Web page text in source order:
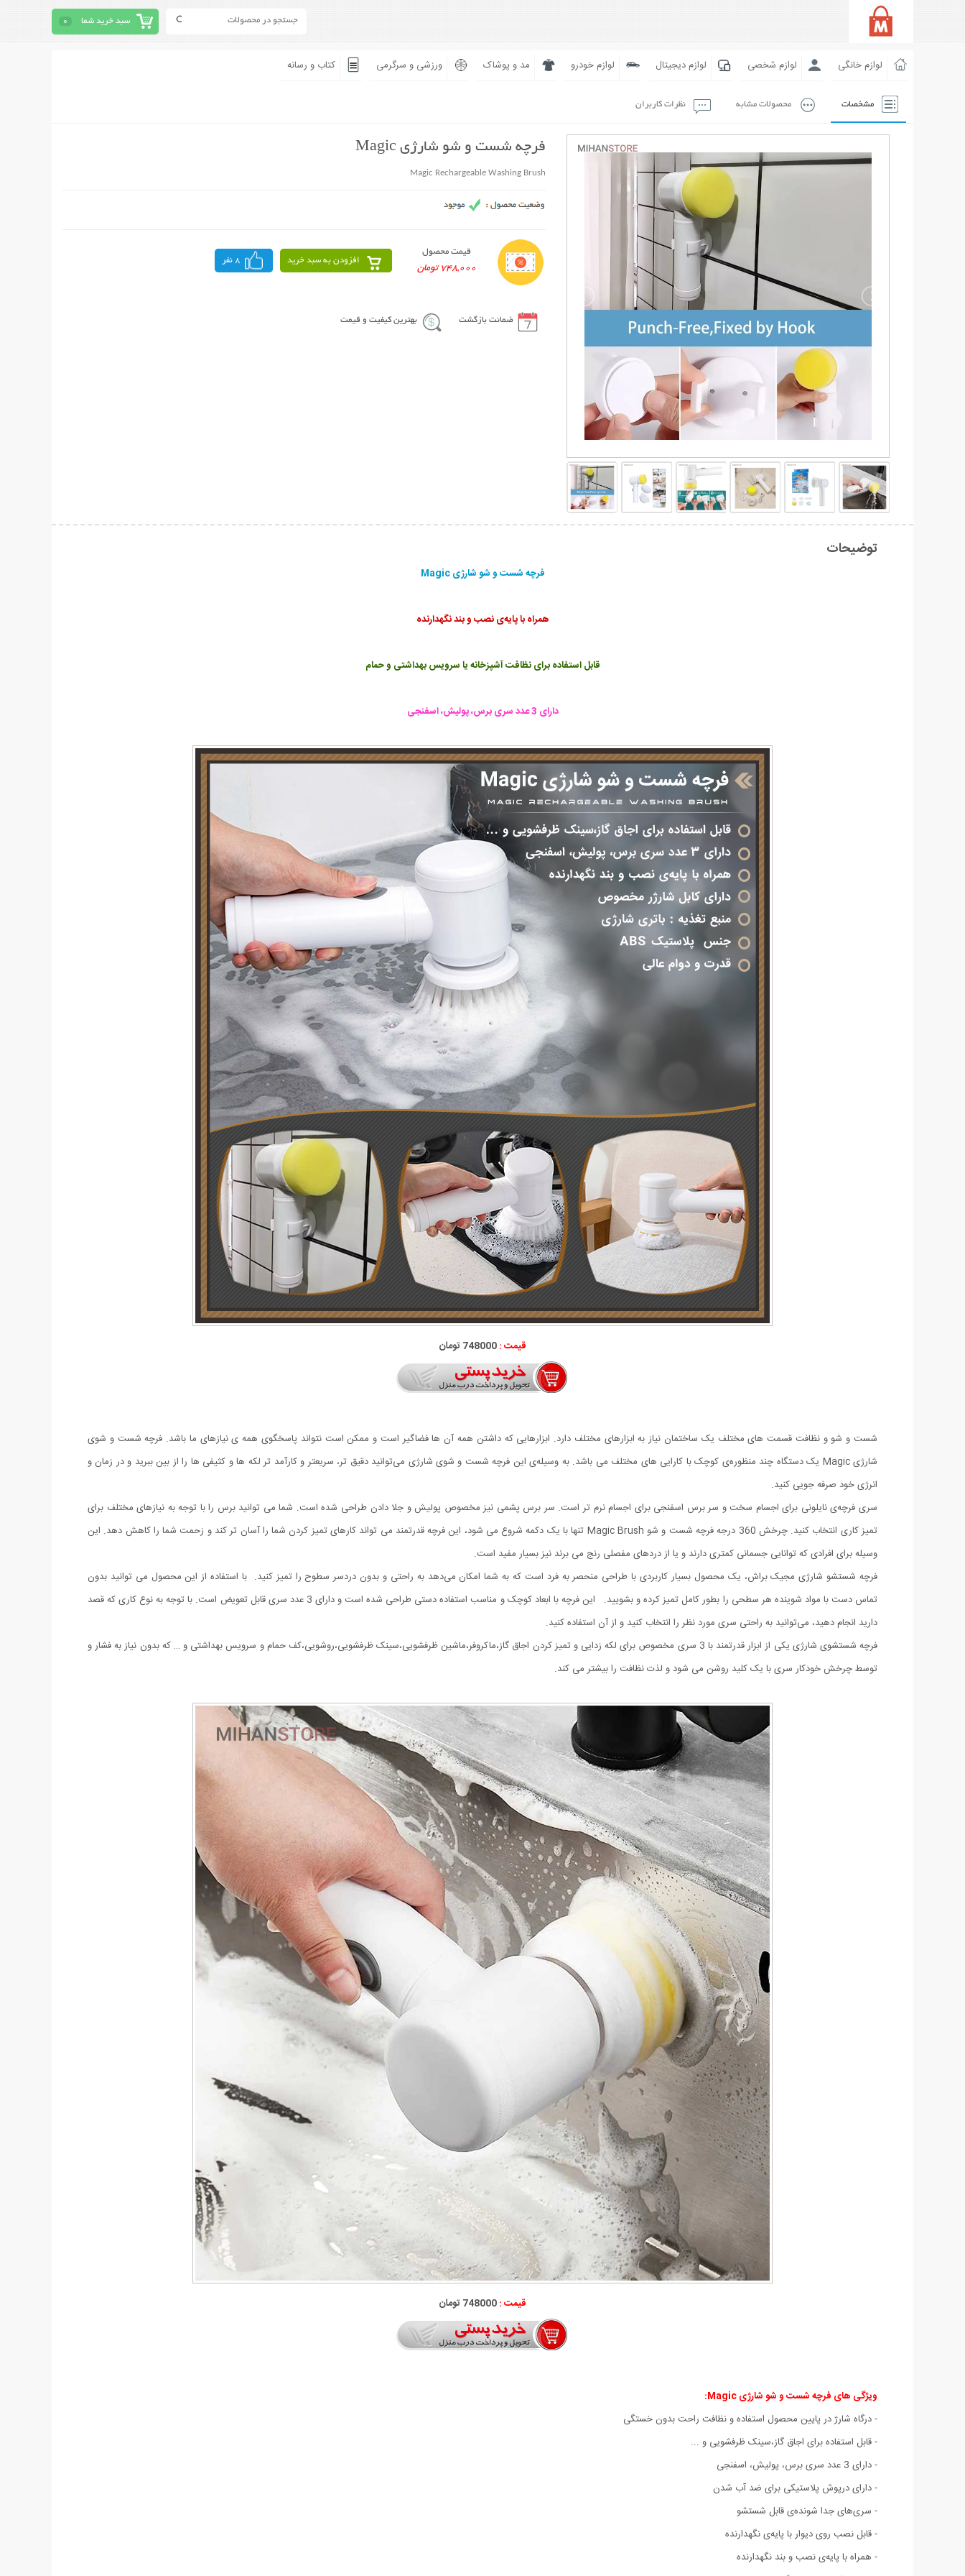
سبد خرید شما 0
لوازم خانگی لوازم شخصی لوازم دیجیتال لوازم خودرو مد و پوشاک ورزشی و سرگرمی کتاب و رسانه
مشخصات محصولات مشابه نظرات کاربران
فرچه شست و شو شارژی Magic
Magic Rechargeable Washing Brush
قیمت محصول
748,000 تومان
افزودن به سبد خرید 8 نفر
ضمانت بازگشت بهترین کیفیت و قیمت
توضیحات
فرچه شست و شو شارژی Magic
همراه با پایه‌ی نصب و بند نگهدارنده
قابل استفاده برای نظافت آشپزخانه یا سرویس بهداشتی و حمام
دارای 3 عدد سری برس، پولیش، اسفنجی
قیمت :748000 تومان
شست و شو و نظافت قسمت های مختلف یک ساختمان نیاز به ابزارهای مختلف دارد. ابزارهایی که داشتن همه آن ها فضاگیر است و ممکن است نتواند پاسخگوی همه ی نیازهای ما باشد. فرچه شست و شوی
شارژی Magic یک دستگاه چند منظوره‌ی کوچک با کارایی های مختلف می باشد. به وسیله‌ی این فرچه شست و شوی شارژی می‌توانید دقیق تر، سریعتر و کارآمد تر لکه ها و کثیفی ها را از بین ببرید و در زمان و
انرژی خود صرفه جویی کنید.
سری فرچه‌ی نایلونی برای اجسام سخت و سر برس اسفنجی برای اجسام نرم تر است. سر برس پشمی نیز مخصوص پولیش و جلا دادن طراحی شده است. شما می توانید برس را با توجه به نیازهای مختلف برای
تمیز کاری انتخاب کنید. چرخش 360 درجه فرچه شست و شو Magic Brush تنها با یک دکمه شروع می شود، این فرچه قدرتمند می تواند کارهای تمیز کردن شما را آسان تر کند و زحمت شما را کاهش دهد. این
وسیله برای افرادی که توانایی جسمانی کمتری دارند و یا از دردهای مفصلی رنج می برند نیز بسیار مفید است.
فرچه شستشو شارژی مجیک براش، یک محصول بسیار کاربردی با طراحی منحصر به فرد است که به شما امکان می‌دهد به راحتی و بدون دردسر سطوح را تمیز کنید. با استفاده از این محصول می توانید بدون
تماس دست با مواد شوینده هر سطحی را بطور کامل تمیز کرده و بشویید. این فرچه با ابعاد کوچک و مناسب استفاده دستی طراحی شده است و دارای 3 عدد سری قابل تعویض است. با توجه به نوع کاری که قصد
دارید انجام دهید، می‌توانید به راحتی سری مورد نظر را انتخاب کنید و از آن استفاده کنید.
فرچه شستشوی شارژی یکی از ابزار قدرتمند با 3 سری مخصوص برای لکه زدایی و تمیز کردن اجاق گاز،ماکروفر،ماشین ظرفشویی،سینک ظرفشویی،روشویی،کف حمام و سرویس بهداشتی و … که بدون نیاز به فشار و
توسط چرخش خودکار سری با یک کلید روشن می شود و لذت نظافت را بیشتر می کند.
قیمت :748000 تومان
ویژگی های فرچه شست و شو شارژی Magic:
- درگاه شارژ در پایین محصول استفاده‌ و نظافت راحت بدون خستگی
- قابل استفاده برای اجاق گاز،سینک ظرفشویی و ...
- دارای 3 عدد سری برس، پولیش، اسفنجی
- دارای درپوش پلاستیکی برای ضد آب شدن
- سری‌های جدا شونده‌ی قابل شستشو
- قابل نصب روی دیوار با پایه‌ی نگهدارنده
- همراه با پایه‌ی نصب و بند نگهدارنده